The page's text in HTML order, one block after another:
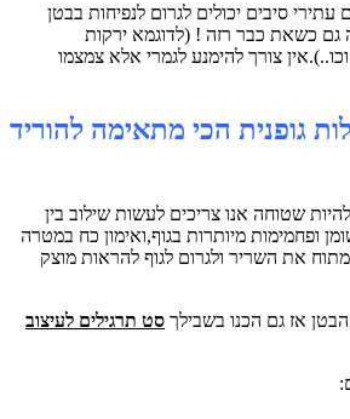
סיבים יכולים לגרום לנפיחות בבטן
גם כשאת כבר רזה ! (לדוגמא ירקות
צורך להימנע לגמרי אלא צמצמו
גופנית הכי מתאימה להוריד
שטוחה אנו צריכים לעשות שילוב בין
ופחמימות מיותרות בגוף,ואימון כח במטרה
את השריר ולגרום לגוף להראות מוצק
אז גם הכנו בשבילך סט תרגילים לעיצוב